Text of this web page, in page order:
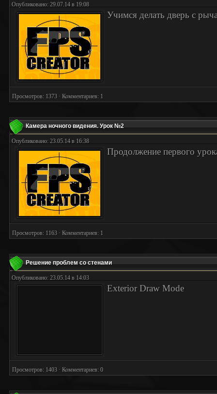
Опубликовано: 29.07.14 в 19:08
Учимся делать дверь с
Просмотров: 1373 · Комментариев: 1
Камера ночного видения. Урок №2
Опубликовано: 23.05.14 в 16:38
Продолжение первого
Просмотров: 1163 · Комментариев: 1
Решение проблем со стенами
Опубликовано: 23.05.14 в 14:03
Exterior Draw Mode
Просмотров: 1403 · Комментариев: 0